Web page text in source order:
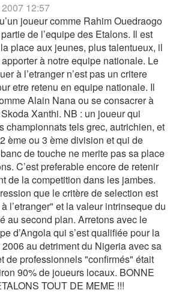
12:57
joueur comme Rahim Ouedraogo
de l’equipe des Etalons. Il est
place aux jeunes, plus talentueux, il
à notre equipe nationale. Le
à l’etranger n’est pas un critere
etre retenu en equipe nationale. Il
Alain Nana ou se consacrer à
Xanthi. NB : un joueur qui
championnats tels grec, autrichien, et
ème ou 3 ème division et qui de
de touche ne merite pas sa place
C’est preferable encore de retenir
de la competition dans les jambes.
que le critère de selection est
l’etranger" et la valeur intrinseque du
au second plan. Arretons avec le
d’Angola qui s’est qualifiée pour la
au detriment du Nigeria avec sa
de professionnels "confirmés" était
90% de joueurs locaux. BONNE
TOUT DE MEME !!!